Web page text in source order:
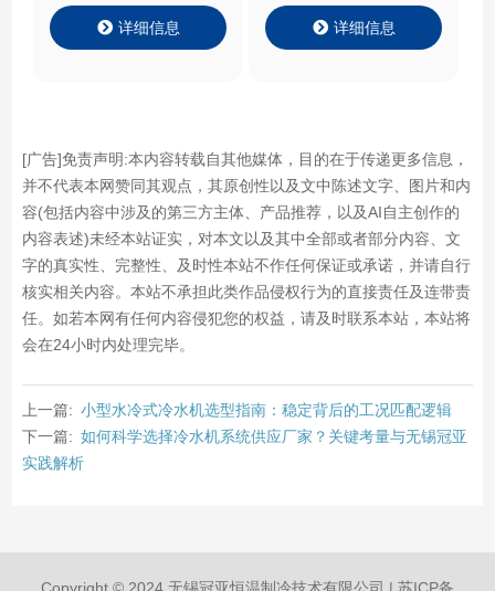
详细信息 详细信息
[广告]免责声明:本内容转载自其他媒体，目的在于传递更多信息，
并不代表本网赞同其观点，其原创性以及文中陈述文字、图片和内
容(包括内容中涉及的第三方主体、产品推荐，以及AI自主创作的
内容表述)未经本站证实，对本文以及其中全部或者部分内容、文
字的真实性、完整性、及时性本站不作任何保证或承诺，并请自行
核实相关内容。本站不承担此类作品侵权行为的直接责任及连带责
任。如若本网有任何内容侵犯您的权益，请及时联系本站，本站将
会在24小时内处理完毕。
上一篇: 小型水冷式冷水机选型指南：稳定背后的工况匹配逻辑
下一篇: 如何科学选择冷水机系统供应厂家？关键考量与无锡冠亚
实践解析
Copyright © 2024 无锡冠亚恒温制冷技术有限公司 | 苏ICP备